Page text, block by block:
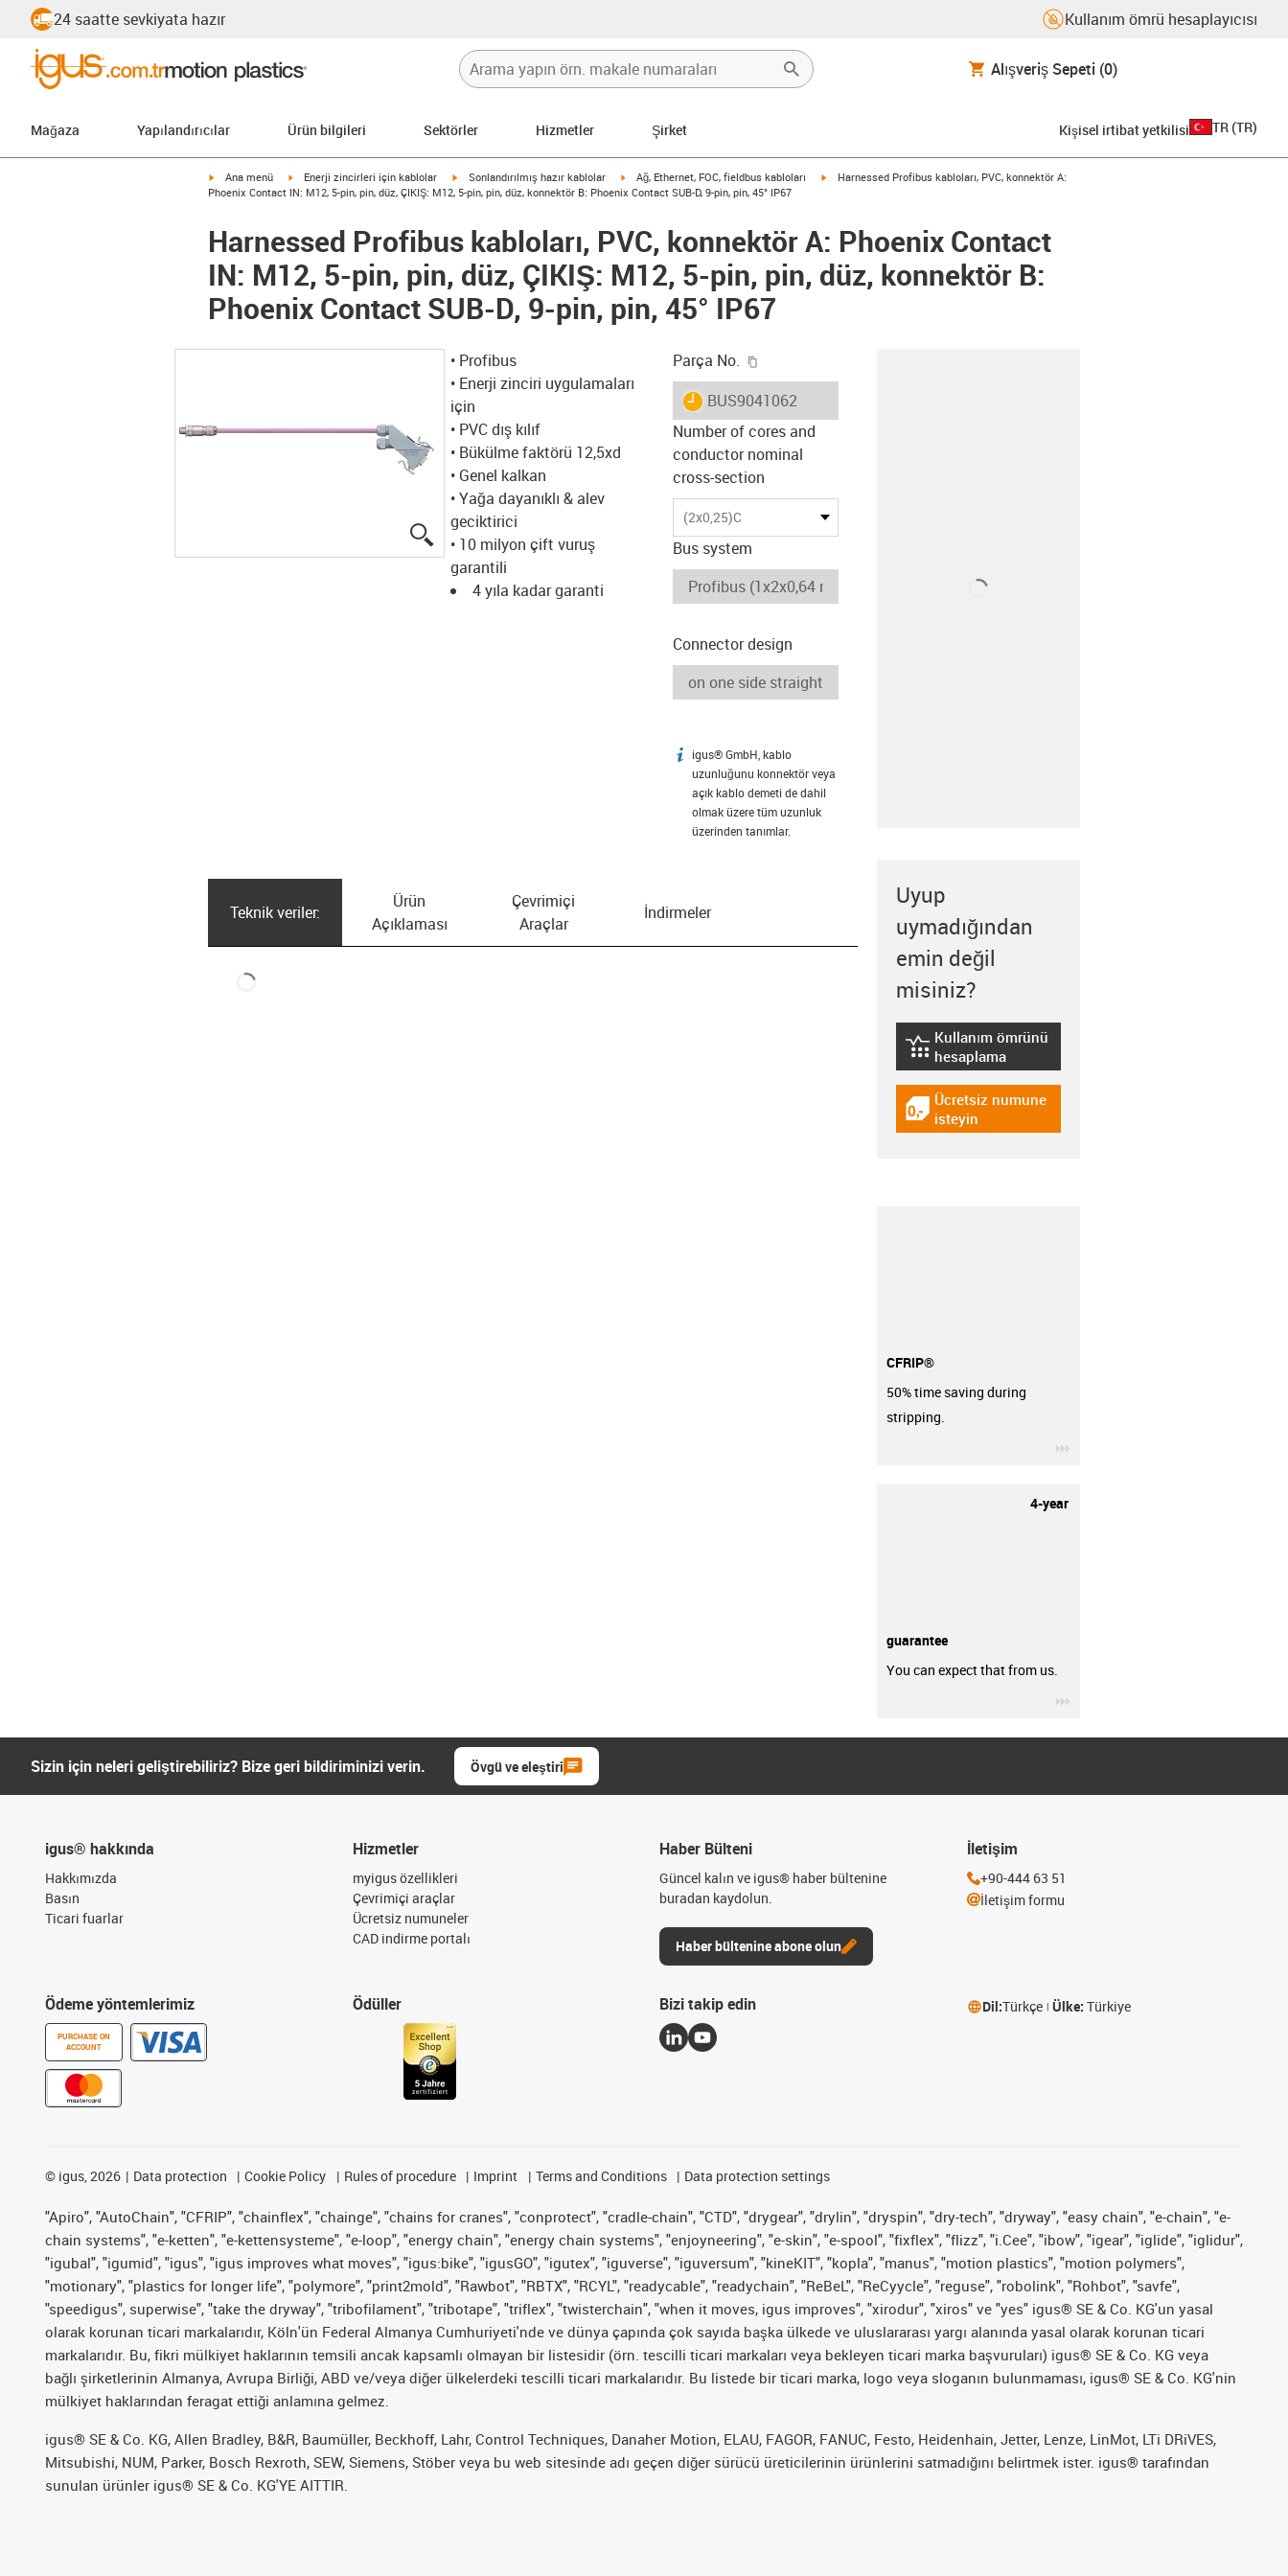
24 saatte sevkiyata hazır Kullanım ömrü hesaplayıcısı
Alışveriş Sepeti (0)
Mağaza Yapılandırıcılar Ürün bilgileri Sektörler Hizmetler Şirket Kişisel irtibat yetkilisi TR (TR)
igus-icon-arrow-right
Ana menü igus-icon-arrow-right
Enerji zincirleri için kablolar igus-icon-arrow-right
Sonlandırılmış hazır kablolar igus-icon-arrow-right
Ağ, Ethernet, FOC, fieldbus kabloları igus-icon-arrow-right
Harnessed Profibus kabloları, PVC, konnektör A:
Phoenix Contact IN: M12, 5-pin, pin, düz, ÇIKIŞ: M12, 5-pin, pin, düz, konnektör B: Phoenix Contact SUB-D, 9-pin, pin, 45° IP67
Harnessed Profibus kabloları, PVC, konnektör A: Phoenix Contact
IN: M12, 5-pin, pin, düz, ÇIKIŞ: M12, 5-pin, pin, düz, konnektör B:
Phoenix Contact SUB-D, 9-pin, pin, 45° IP67
igus-icon-lupe
• Profibus
• Enerji zinciri uygulamaları
için
• PVC dış kılıf
• Bükülme faktörü 12,5xd
• Genel kalkan
• Yağa dayanıklı & alev
geciktirici
• 10 milyon çift vuruş
garantili
4 yıla kadar garanti
Parça No.
igus-icon-lieferzeit
BUS9041062
Number of cores and
conductor nominal
cross-section
(2x0,25)C
Bus system
Connector design
igus-icon-info
igus® GmbH, kablo
uzunluğunu konnektör veya
açık kablo demeti de dahil
olmak üzere tüm uzunluk
üzerinden tanımlar.
Teknik veriler:
Ürün
Açıklaması
Çevrimiçi
Araçlar
İndirmeler
Uyup
uymadığından
emin değil
misiniz?
igus-icon-lebensdauerrechner
Kullanım ömrünü
hesaplama
igus-icon-gratismuster
Ücretsiz numune
isteyin
CFRIP®
50% time saving during
stripping.
4-year
guarantee
You can expect that from us.
Sizin için neleri geliştirebiliriz? Bize geri bildiriminizi verin. Övgü ve eleştiri
igus® hakkında
Hakkımızda
Basın
Ticari fuarlar
Ödeme yöntemlerimiz
PURCHASE ON
ACCOUNT
Hizmetler
myigus özellikleri
Çevrimiçi araçlar
Ücretsiz numuneler
CAD indirme portalı
Ödüller
Haber Bülteni
Güncel kalın ve igus® haber bültenine
buradan kaydolun.
Haber bültenine abone olun
İletişim
+90-444 63 51
İletişim formu
Bizi takip edin Dil:Türkçe Ülke: Türkiye
© igus, 2026 Data protection Cookie Policy Rules of procedure Imprint Terms and Conditions Data protection settings
"Apiro", "AutoChain", "CFRIP", "chainflex", "chainge", "chains for cranes", "conprotect", "cradle-chain", "CTD", "drygear", "drylin", "dryspin", "dry-tech", "dryway", "easy chain", "e-chain", "e-
chain systems", "e-ketten", "e-kettensysteme", "e-loop", "energy chain", "energy chain systems", "enjoyneering", "e-skin", "e-spool", "fixflex", "flizz", "i.Cee", "ibow", "igear", "iglide", "iglidur",
"igubal", "igumid", "igus", "igus improves what moves", "igus:bike", "igusGO", "igutex", "iguverse", "iguversum", "kineKIT", "kopla", "manus", "motion plastics", "motion polymers",
"motionary", "plastics for longer life", "polymore", "print2mold", "Rawbot", "RBTX", "RCYL", "readycable", "readychain", "ReBeL", "ReCyycle", "reguse", "robolink", "Rohbot", "savfe",
"speedigus", superwise", "take the dryway", "tribofilament", "tribotape", "triflex", "twisterchain", "when it moves, igus improves", "xirodur", "xiros" ve "yes" igus® SE & Co. KG'un yasal
olarak korunan ticari markalarıdır, Köln'ün Federal Almanya Cumhuriyeti'nde ve dünya çapında çok sayıda başka ülkede ve uluslararası yargı alanında yasal olarak korunan ticari
markalarıdır. Bu, fikri mülkiyet haklarının temsili ancak kapsamlı olmayan bir listesidir (örn. tescilli ticari markaları veya bekleyen ticari marka başvuruları) igus® SE & Co. KG veya
bağlı şirketlerinin Almanya, Avrupa Birliği, ABD ve/veya diğer ülkelerdeki tescilli ticari markalarıdır. Bu listede bir ticari marka, logo veya sloganın bulunmaması, igus® SE & Co. KG'nin
mülkiyet haklarından feragat ettiği anlamına gelmez.
igus® SE & Co. KG, Allen Bradley, B&R, Baumüller, Beckhoff, Lahr, Control Techniques, Danaher Motion, ELAU, FAGOR, FANUC, Festo, Heidenhain, Jetter, Lenze, LinMot, LTi DRiVES,
Mitsubishi, NUM, Parker, Bosch Rexroth, SEW, Siemens, Stöber veya bu web sitesinde adı geçen diğer sürücü üreticilerinin ürünlerini satmadığını belirtmek ister. igus® tarafından
sunulan ürünler igus® SE & Co. KG'YE AITTIR.